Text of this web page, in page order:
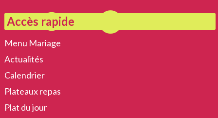
Accès rapide
Menu Mariage
Actualités
Calendrier
Plateaux repas
Plat du jour